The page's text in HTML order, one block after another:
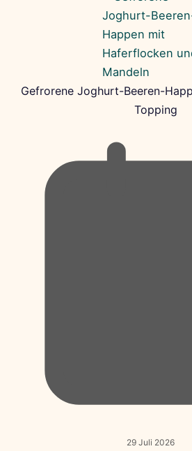
Gefrorene Joghurt-Beeren-
Topping
29 Juli 2026